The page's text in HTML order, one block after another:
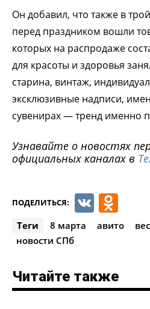
Он добавил, что также в
перед праздником вошли
которых на распродаже
для красоты и здоровья
старина, винтаж,
эксклюзивные надписи,
сувенирах — тренд именно
Узнавайте о новостях
официальных каналах в
ПОДЕЛИТЬСЯ: VK
Теги 8 марта авито
новости СПб
Читайте также